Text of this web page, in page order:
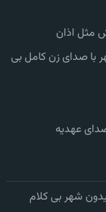
مثل اذان
با صدای زن کامل بی
عهدیه
شهر بی کلام